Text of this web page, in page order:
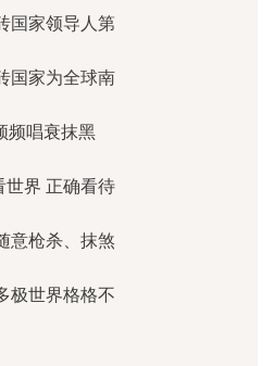
国家领导人第
国家为全球南
频唱衰抹黑
世界 正确看待
意枪杀、抹煞
极世界格格不